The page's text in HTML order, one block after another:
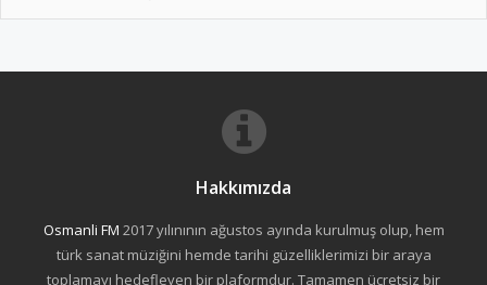
Hakkımızda
Osmanli FM 2017 yılınının ağustos ayında kurulmuş olup, hem
türk sanat müziğini hemde tarihi güzelliklerimizi bir araya
toplamayı hedefleyen bir plaformdur. Tamamen ücretsiz bir